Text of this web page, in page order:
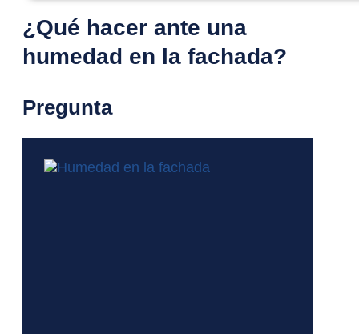
¿Qué hacer ante una
humedad en la fachada?
Pregunta